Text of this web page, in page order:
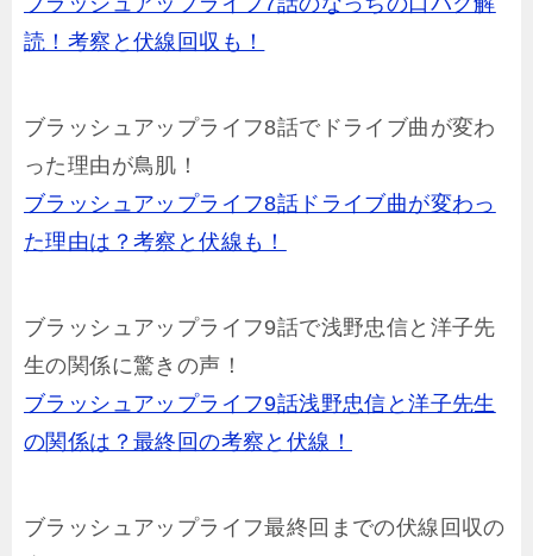
読！考察と伏線回収も！
ブラッシュアップライフ8話でドライブ曲が変わ
った理由が鳥肌！
ブラッシュアップライフ8話ドライブ曲が変わっ
た理由は？考察と伏線も！
ブラッシュアップライフ9話で浅野忠信と洋子先
生の関係に驚きの声！
ブラッシュアップライフ9話浅野忠信と洋子先生
の関係は？最終回の考察と伏線！
ブラッシュアップライフ最終回までの伏線回収の